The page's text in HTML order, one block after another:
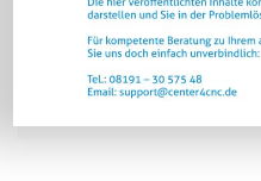
angemeldetsein, um einen